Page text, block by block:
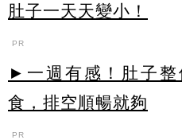
肚子一天天變小！
PR
►一週有感！肚子整
食，排空順暢就夠
PR